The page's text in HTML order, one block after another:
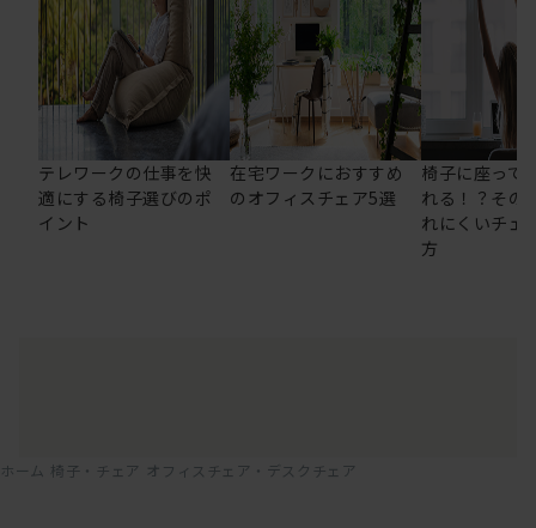
テレワークの仕事を快
適にする椅子選びのポ
イント
在宅ワークにおすすめ
のオフィスチェア5選
椅子に座って
れる！？その
れにくいチェ
方
ホーム 椅子・チェア オフィスチェア・デスクチェア